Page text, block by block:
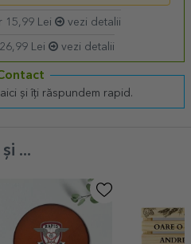
15,99 Lei vezi detalii
Lei vezi detalii
și îți răspundem rapid.
...